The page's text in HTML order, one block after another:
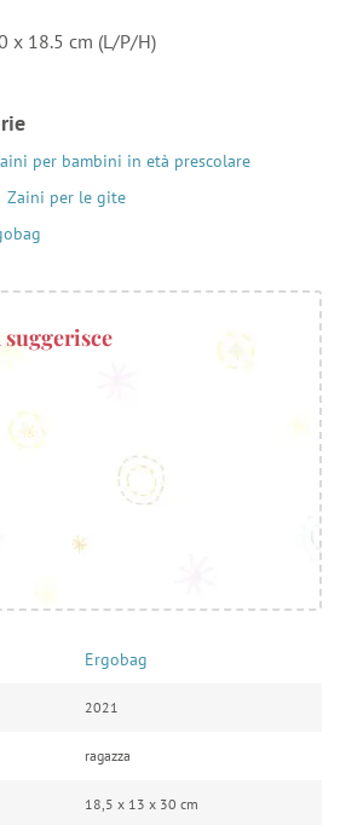
x 18.5 cm (L/P/H)
per bambini in età prescolare
Zaini per le gite
Ergobag
2021
ragazza
18,5 x 13 x 30 cm